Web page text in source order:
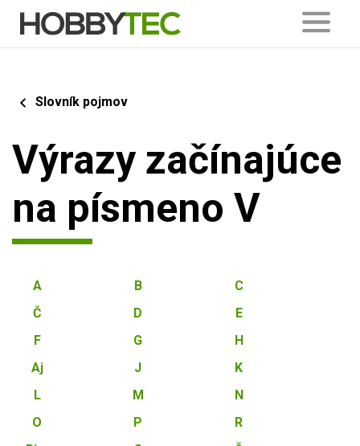
Slovník pojmov
Výrazy začínajúce
na písmeno V
A B
C
Č
D
E
F
G
H
Aj
J
K
L
M
N
O
P
R